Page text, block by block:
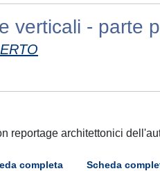
verticali - parte
reportage architettonici
completa Scheda